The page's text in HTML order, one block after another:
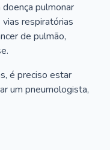
pulmonar
respiratórias
de pulmão,
é preciso estar
um pneumologista,